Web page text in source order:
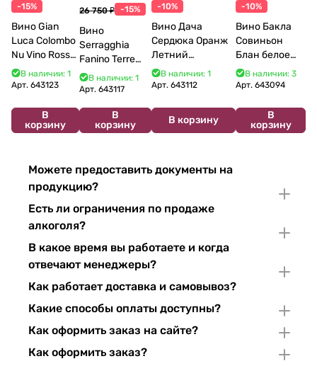
-15%
Вино Gian
Luca Colombo
Nu Vino Rosso
2025 750 мл
В наличии: 1
Арт. 643123
В
корзину
26 750 ₽ -15%
Вино
Serragghia
Fanino Terre
Siciliane IGP
2022 750 мл
В наличии: 1
Арт.643117
В
корзину
-10%
Вино Дача
Сердюка Оранж
Летний
Сибирьковый
2024 750 мл
В наличии: 1
Арт. 643112
В корзину
-10%
Вино Бакла
Совиньон
Блан белое
сухое 750 мл
12%
В наличии: 3
Арт.643094
В
корзину
Можете предоставить документы на
продукцию?
Есть ли ограничения по продаже
алкоголя?
В какое время вы работаете и когда
отвечают менеджеры?
Как работает доставка и самовывоз?
Какие способы оплаты доступны?
Как оформить заказ на сайте?
Как оформить заказ?